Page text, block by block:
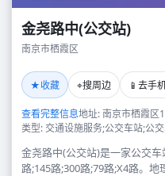
金尧路中(公交站)
南京市栖霞区
★收藏 ⌖搜周边 📱 去手
查看完整信息地址: 南京市栖霞区
类型: 交通设施服务;公交车站;公
金尧路中(公交站)是一家公交
路;145路;300路;79路;X4路。